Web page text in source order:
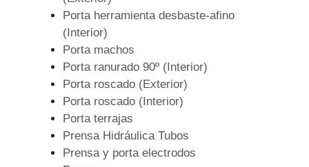
Porta herramienta desbaste-afino
(Interior)
Porta machos
Porta ranurado 90º (Interior)
Porta roscado (Exterior)
Porta roscado (Interior)
Porta terrajas
Prensa Hidráulica Tubos
Prensa y porta electrodos